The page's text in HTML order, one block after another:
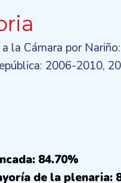
la Cámara por
2006-2010,
84.70%
de la plenaria: